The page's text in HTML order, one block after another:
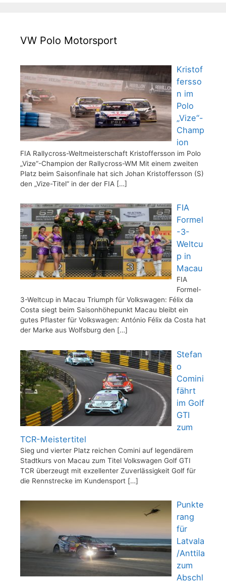
VW Polo Motorsport
Kristof
fersso
n im
Polo
„Vize“-
Champ
ion
FIA Rallycross-Weltmeisterschaft Kristoffersson im Polo
„Vize“-Champion der Rallycross-WM Mit einem zweiten
Platz beim Saisonfinale hat sich Johan Kristoffersson (S)
den „Vize-Titel“ in der der FIA […]
FIA
Formel
-3-
Weltcu
p in
Macau
FIA
Formel-
3-Weltcup in Macau Triumph für Volkswagen: Félix da
Costa siegt beim Saisonhöhepunkt Macau bleibt ein
gutes Pflaster für Volkswagen: António Félix da Costa hat
der Marke aus Wolfsburg den […]
Stefan
o
Comini
fährt
im Golf
GTI
zum
TCR-Meistertitel
Sieg und vierter Platz reichen Comini auf legendärem
Stadtkurs von Macau zum Titel Volkswagen Golf GTI
TCR überzeugt mit exzellenter Zuverlässigkeit Golf für
die Rennstrecke im Kundensport […]
Punkte
rang
für
Latvala
/Anttila
zum
Abschl